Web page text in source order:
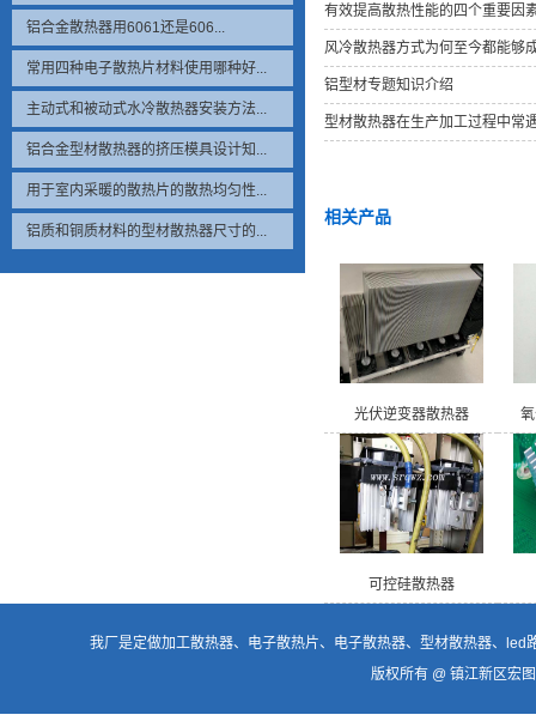
铝合金散热器用6061还是606...
常用四种电子散热片材料使用哪种好...
主动式和被动式水冷散热器安装方法...
铝合金型材散热器的挤压模具设计知...
用于室内采暖的散热片的散热均匀性...
铝质和铜质材料的型材散热器尺寸的...
有效提高散热性能的四个重要因
风冷散热器方式为何至今都能够
铝型材专题知识介绍
型材散热器在生产加工过程中常
相关产品
光伏逆变器散热器
可控硅散热器
我厂是定做加工散热器、电子散热片、 电子散热器、型材散热器、
led
版权所有 @ 镇江新区宏